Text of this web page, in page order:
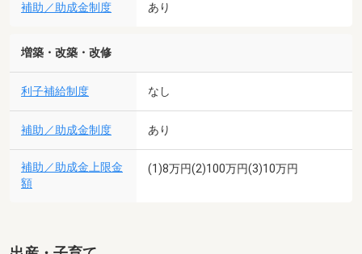
補助／助成金制度 あり
増築・改築・改修
利子補給制度 なし
補助／助成金制度 あり
補助／助成金上限金
額
(1)8万円(2)100万円(3)10万円